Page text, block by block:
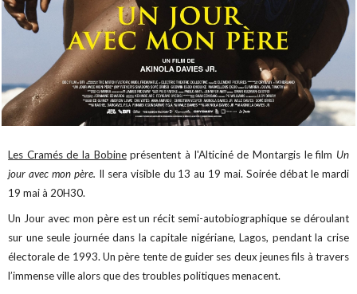
Les Cramés de la Bobineprésentent à l'Alticiné de Montargis le film Un
jour avec mon père. Il sera visible du 13 au 19 mai. Soirée débat le mardi
19 mai à 20H30.
Un Jour avec mon père est un récit semi-autobiographique se déroulant
sur une seule journée dans la capitale nigériane, Lagos, pendant la crise
électorale de 1993. Un père tente de guider ses deux jeunes fils à travers
l’immense ville alors que des troubles politiques menacent.